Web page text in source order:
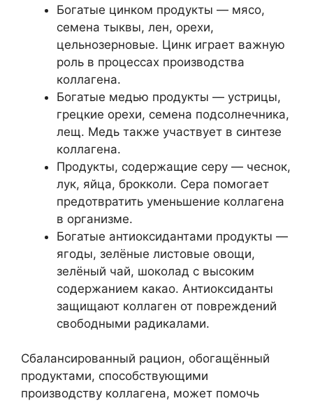
Богатые цинком продукты — мясо,
семена тыквы, лен, орехи,
цельнозерновые. Цинк играет важную
роль в процессах производства
коллагена.
Богатые медью продукты — устрицы,
грецкие орехи, семена подсолнечника,
лещ. Медь также участвует в синтезе
коллагена.
Продукты, содержащие серу — чеснок,
лук, яйца, брокколи. Сера помогает
предотвратить уменьшение коллагена
в организме.
Богатые антиоксидантами продукты —
ягоды, зелёные листовые овощи,
зелёный чай, шоколад с высоким
содержанием какао. Антиоксиданты
защищают коллаген от повреждений
свободными радикалами.
Сбалансированный рацион, обогащённый
продуктами, способствующими
производству коллагена, может помочь